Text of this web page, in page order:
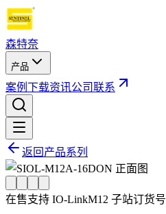
森特奈
产品
案例 下载资讯公司联系
返回产品系列
在售支持 IO-LinkM12 子站订货号